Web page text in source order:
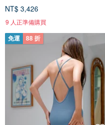
NT$ 3,426
9 人正準備購買
免運 88 折